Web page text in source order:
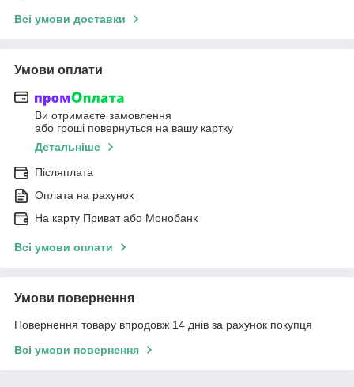
Всі умови доставки
Умови оплати
Ви отримаєте замовлення
або гроші повернуться на вашу картку
Детальніше
Післяплата
Оплата на рахунок
На карту Приват або Монобанк
Всі умови оплати
Умови повернення
Повернення товару впродовж 14 днів за рахунок покупця
Всі умови повернення